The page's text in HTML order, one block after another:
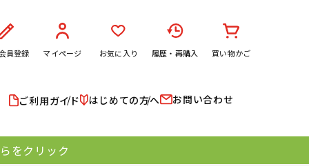
員登録 マイページ お気に入り 履歴・再購入 買い物かご
ご利用ガイド はじめての方へ お問い合わせ
をクリック